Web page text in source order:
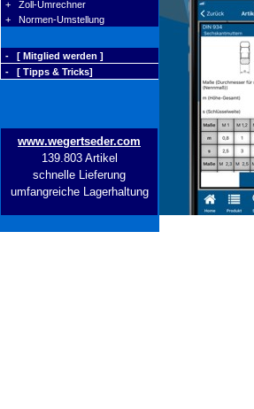
+ Zoll-Umrechner
+ Normen-Umstellung
- [ Mitglied werden ]
- [ Tipps & Tricks]
www.wegertseder.com
139.803 Artikel
schnelle Lieferung
umfangreiche Lagerhaltung